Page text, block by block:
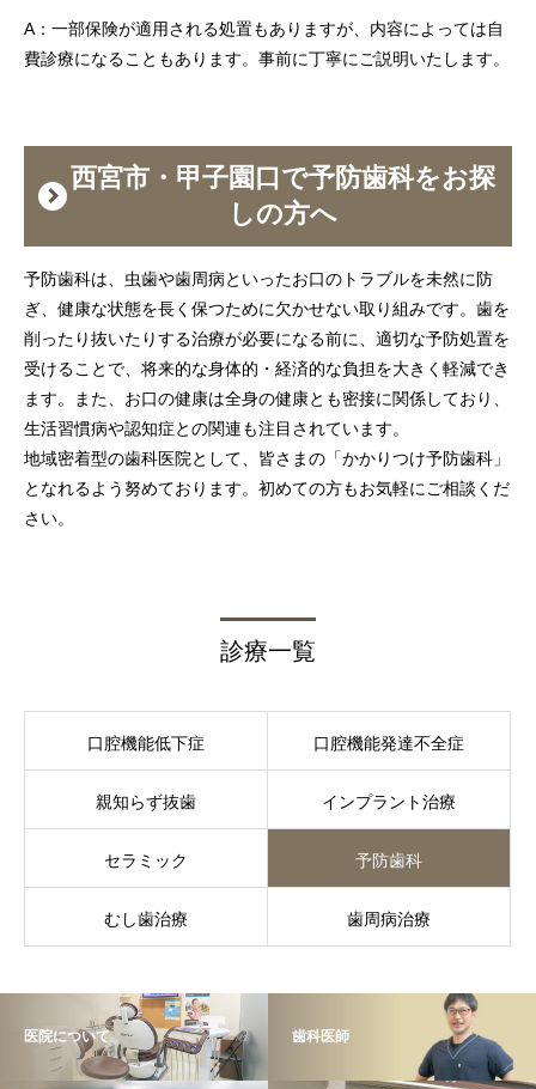
A：一部保険が適用される処置もありますが、内容によっては自
費診療になることもあります。事前に丁寧にご説明いたします。
西宮市・甲子園口で予防歯科をお探
しの方へ
予防歯科は、虫歯や歯周病といったお口のトラブルを未然に防
ぎ、健康な状態を長く保つために欠かせない取り組みです。歯を
削ったり抜いたりする治療が必要になる前に、適切な予防処置を
受けることで、将来的な身体的・経済的な負担を大きく軽減でき
ます。また、お口の健康は全身の健康とも密接に関係しており、
生活習慣病や認知症との関連も注目されています。
地域密着型の歯科医院として、皆さまの「かかりつけ予防歯科」
となれるよう努めております。初めての方もお気軽にご相談くだ
さい。
診療一覧
口腔機能低下症 口腔機能発達不全症
親知らず抜歯 インプラント治療
セラミック 予防歯科
むし歯治療 歯周病治療
医院について 歯科医師